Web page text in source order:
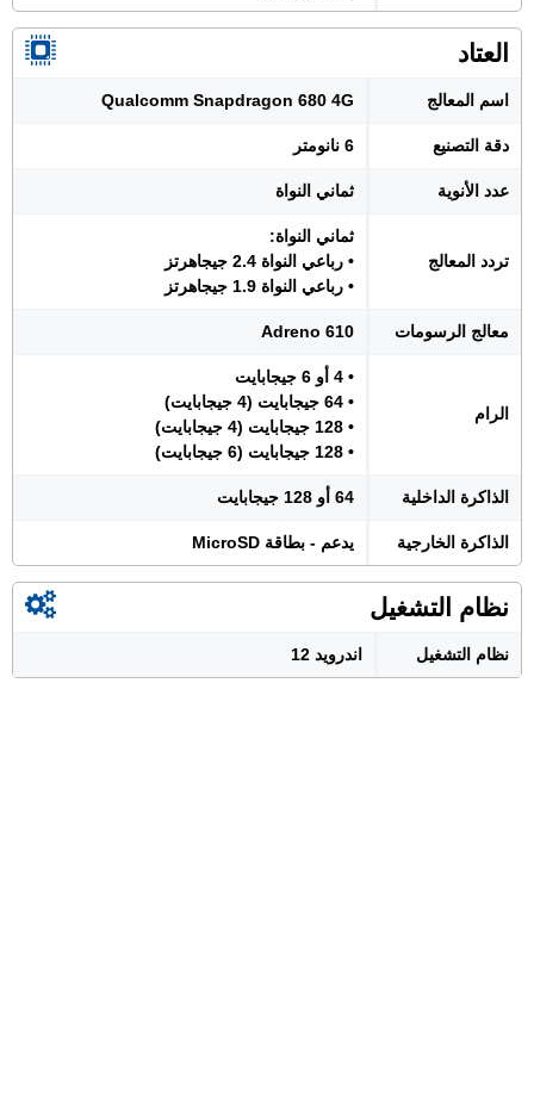
العتاد
اسم المعالج Qualcomm Snapdragon 680 4G
دقة التصنيع 6 نانومتر
عدد الأنوية ثماني النواة
تردد المعالج
ثماني النواة:
• رباعي النواة 2.4 جيجاهرتز
• رباعي النواة 1.9 جيجاهرتز
معالج الرسومات Adreno 610
الرام
• 4 أو 6 جيجابايت
• 64 جيجابايت (4 جيجابايت)
• 128 جيجابايت (4 جيجابايت)
• 128 جيجابايت (6 جيجابايت)
الذاكرة الداخلية 64 أو 128 جيجابايت
الذاكرة الخارجية يدعم - بطاقة MicroSD
نظام التشغيل
نظام التشغيل اندرويد 12